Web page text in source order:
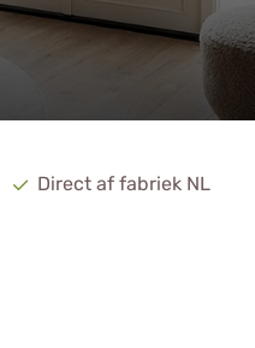
Direct af fabriek NL